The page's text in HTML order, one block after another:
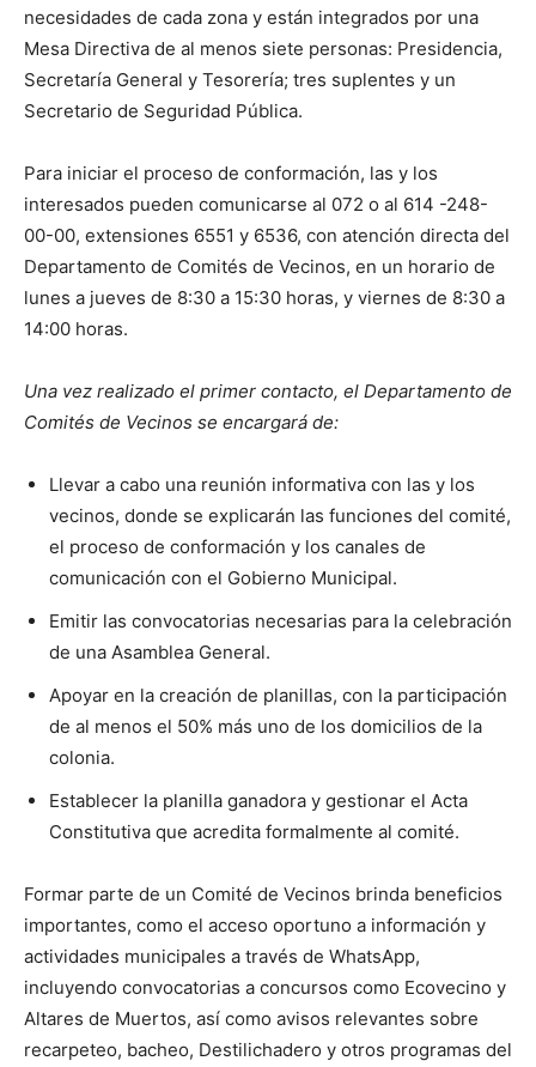
necesidades de cada zona y están integrados por una
Mesa Directiva de al menos siete personas: Presidencia,
Secretaría General y Tesorería; tres suplentes y un
Secretario de Seguridad Pública.
Para iniciar el proceso de conformación, las y los
interesados pueden comunicarse al 072 o al 614 -248-
00-00, extensiones 6551 y 6536, con atención directa del
Departamento de Comités de Vecinos, en un horario de
lunes a jueves de 8:30 a 15:30 horas, y viernes de 8:30 a
14:00 horas.
Una vez realizado el primer contacto, el Departamento de
Comités de Vecinos se encargará de:
Llevar a cabo una reunión informativa con las y los
vecinos, donde se explicarán las funciones del comité,
el proceso de conformación y los canales de
comunicación con el Gobierno Municipal.
Emitir las convocatorias necesarias para la celebración
de una Asamblea General.
Apoyar en la creación de planillas, con la participación
de al menos el 50% más uno de los domicilios de la
colonia.
Establecer la planilla ganadora y gestionar el Acta
Constitutiva que acredita formalmente al comité.
Formar parte de un Comité de Vecinos brinda beneficios
importantes, como el acceso oportuno a información y
actividades municipales a través de WhatsApp,
incluyendo convocatorias a concursos como Ecovecino y
Altares de Muertos, así como avisos relevantes sobre
recarpeteo, bacheo, Destilichadero y otros programas del